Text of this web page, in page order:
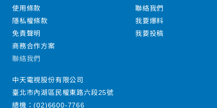
使用條款
隱私權條款
免責聲明
商務合作方案
聯絡我們
我要爆料
我要投稿
聯絡我們
中天電視股份有限公司
臺北市內湖區民權東路六段25號
總機：(02)6600-7766